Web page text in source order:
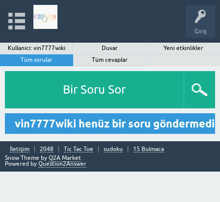
Giriş
Kullanıcı: vin7777wiki Duvar
Yeni etkinlikler
Tüm sorular
Tüm cevaplar
Bir Soru Sor
vin7777wiki henüz bir soru göndermedi
İletişim 2048 Tic Tac Toe sudoku
15 Bulmaca
Snow Theme by Q2A Market
Powered by Question2Answer